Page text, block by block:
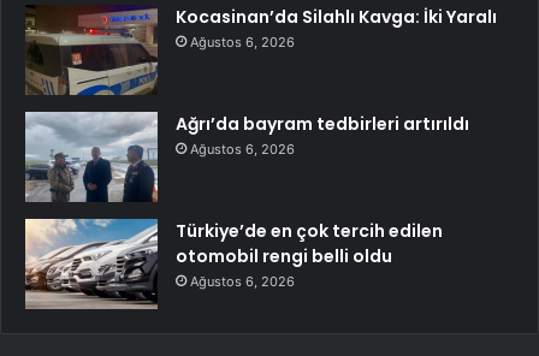
Kocasinan’da Silahlı Kavga: İki Yaralı
Ağustos 6, 2026
Ağrı’da bayram tedbirleri artırıldı
Ağustos 6, 2026
Türkiye’de en çok tercih edilen
otomobil rengi belli oldu
Ağustos 6, 2026